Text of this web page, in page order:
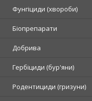
Фунгіциди (хвороби)
Біопрепарати
Добрива
Гербіциди (бур'яни)
Родентициди (гризуни)